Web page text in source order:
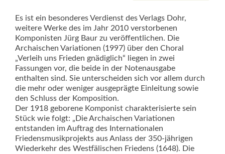
Es ist ein besonderes Verdienst des Verlags Dohr,
weitere Werke des im Jahr 2010 verstorbenen
Komponisten Jürg Baur zu veröffentlichen. Die
Archaischen Variationen (1997) über den Choral
„Verleih uns Frieden gnädiglich“ liegen in zwei
Fassungen vor, die beide in der Notenausgabe
enthalten sind. Sie unterscheiden sich vor allem durch
die mehr oder weniger ausgeprägte Einleitung sowie
den Schluss der Komposition.
Der 1918 geborene Komponist charakterisierte sein
Stück wie folgt: „Die Archaischen Variationen
entstanden im Auftrag des Internationalen
Friedensmusikprojekts aus Anlass der 350-jährigen
Wiederkehr des Westfälischen Friedens (1648). Die